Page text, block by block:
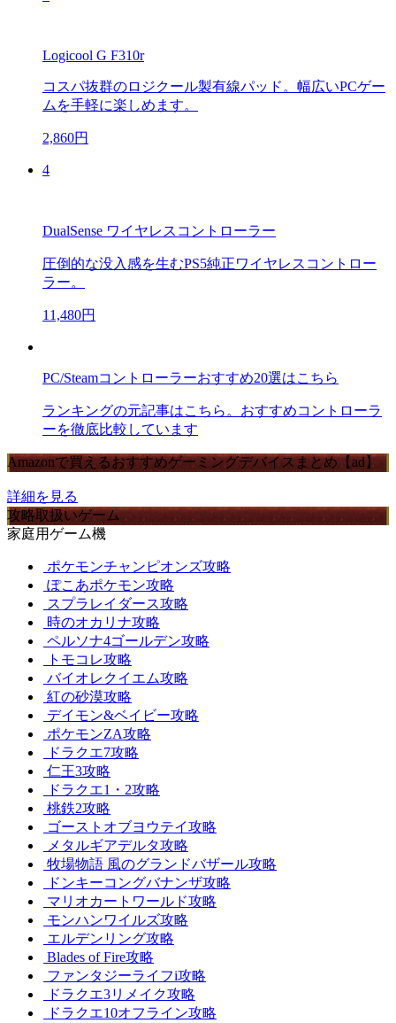
Logicool G F310r
コスパ抜群のロジクール製有線パッド。幅広いPCゲー
ムを手軽に楽しめます。
2,860円
4
DualSense ワイヤレスコントローラー
圧倒的な没入感を生むPS5純正ワイヤレスコントロー
ラー。
11,480円
PC/Steamコントローラーおすすめ20選はこちら
ランキングの元記事はこちら。おすすめコントローラ
ーを徹底比較しています
Amazonで買えるおすすめゲーミングデバイスまとめ【ad】
詳細を見る
攻略取扱いゲーム
家庭用ゲーム機
ポケモンチャンピオンズ攻略
ぽこあポケモン攻略
スプラレイダース攻略
時のオカリナ攻略
ペルソナ4ゴールデン攻略
トモコレ攻略
バイオレクイエム攻略
紅の砂漠攻略
デイモン&ベイビー攻略
ポケモンZA攻略
ドラクエ7攻略
仁王3攻略
ドラクエ1・2攻略
桃鉄2攻略
ゴーストオブヨウテイ攻略
メタルギアデルタ攻略
牧場物語 風のグランドバザール攻略
ドンキーコングバナンザ攻略
マリオカートワールド攻略
モンハンワイルズ攻略
エルデンリング攻略
Blades of Fire攻略
ファンタジーライフi攻略
ドラクエ3リメイク攻略
ドラクエ10オフライン攻略